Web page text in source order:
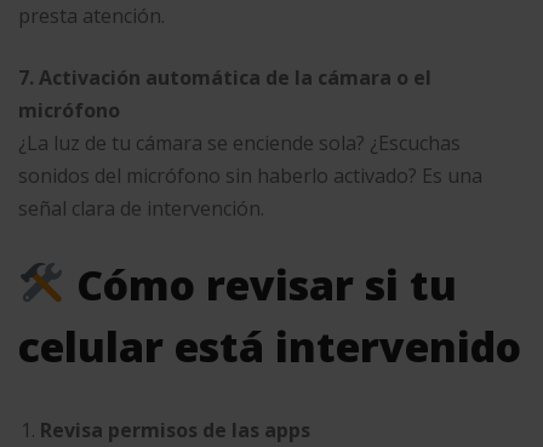
presta atención.
7. Activación automática de la cámara o el
micrófono
¿La luz de tu cámara se enciende sola? ¿Escuchas
sonidos del micrófono sin haberlo activado? Es una
señal clara de intervención.
Cómo revisar si tu
celular está intervenido
Revisa permisos de las apps